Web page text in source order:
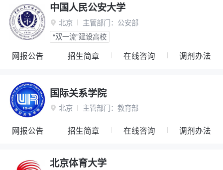
中国人民公安大学
 北京 主管部门： 公安部
“双一流”建设高校
网报公告 招生简章 在线咨询 调剂办法
国际关系学院
 北京 主管部门： 教育部
网报公告 招生简章 在线咨询 调剂办法
北京体育大学